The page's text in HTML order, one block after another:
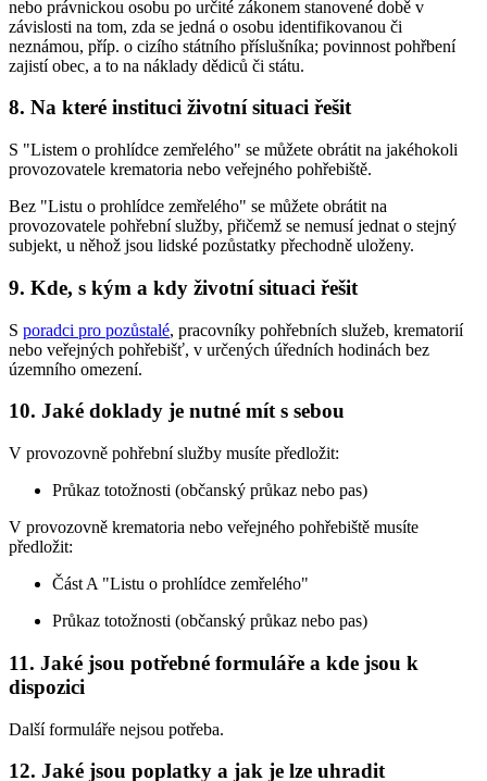
nebo právnickou osobu po určité zákonem stanovené době v
závislosti na tom, zda se jedná o osobu identifikovanou či
neznámou, příp. o cizího státního příslušníka; povinnost pohřbení
zajistí obec, a to na náklady dědiců či státu.
8. Na které instituci životní situaci řešit
S "Listem o prohlídce zemřelého" se můžete obrátit na jakéhokoli
provozovatele krematoria nebo veřejného pohřebiště.
Bez "Listu o prohlídce zemřelého" se můžete obrátit na
provozovatele pohřební služby, přičemž se nemusí jednat o stejný
subjekt, u něhož jsou lidské pozůstatky přechodně uloženy.
9. Kde, s kým a kdy životní situaci řešit
S poradci pro pozůstalé, pracovníky pohřebních služeb, krematorií
nebo veřejných pohřebišť, v určených úředních hodinách bez
územního omezení.
10. Jaké doklady je nutné mít s sebou
V provozovně pohřební služby musíte předložit:
Průkaz totožnosti (občanský průkaz nebo pas)
V provozovně krematoria nebo veřejného pohřebiště musíte
předložit:
Část A "Listu o prohlídce zemřelého"
Průkaz totožnosti (občanský průkaz nebo pas)
11. Jaké jsou potřebné formuláře a kde jsou k
dispozici
Další formuláře nejsou potřeba.
12. Jaké jsou poplatky a jak je lze uhradit